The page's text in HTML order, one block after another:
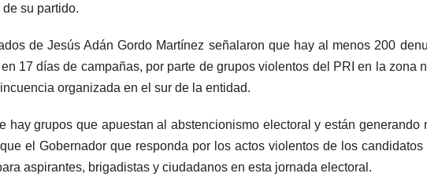
su partido.
de Jesús Adán Gordo Martínez señalaron que hay al menos 200
17 días de campañas, por parte de grupos violentos del PRI en la zona
organizada en el sur de la entidad.
hay grupos que apuestan al abstencionismo electoral y están generando
el Gobernador que responda por los actos violentos de los candidatos
aspirantes, brigadistas y ciudadanos en esta jornada electoral.